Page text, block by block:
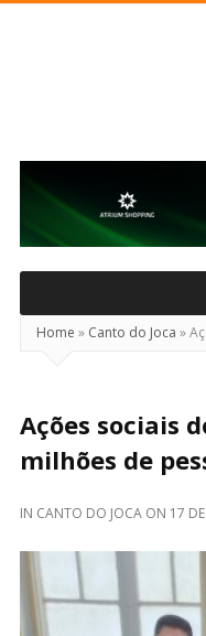
Real
Home » Canto do Joca »
Ações sociais
milhões de
IN CANTO DO JOCA ON 17